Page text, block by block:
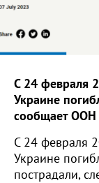
С 24 февраля
Украине
сообщает ООН
С 24 февраля
Украине
пострадали,